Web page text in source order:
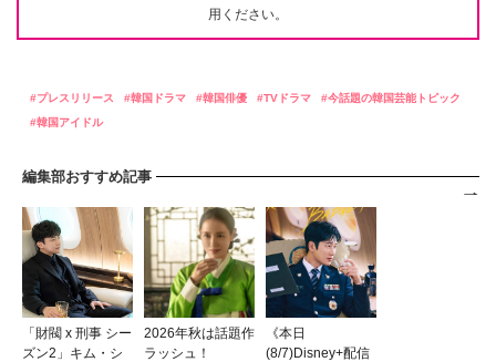
用ください。
プレスリリース 韓国ドラマ 韓国俳優 TVドラマ
今話題の韓国芸能トピック
韓国アイドル
編集部おすすめ記事
「財閥 x 刑事 シー
ズン2」キム・シ
2026年秋は話題作
ラッシュ！
《本日
(8/7)Disney+配信